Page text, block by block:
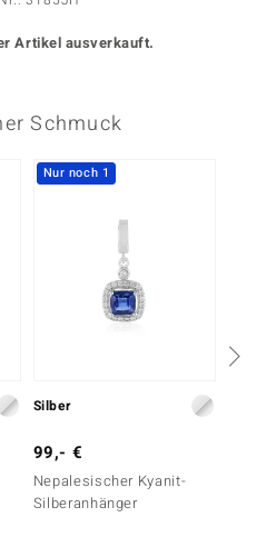
Artikel ausverkauft.
Schmuck
Nur noch 1
Silber
99,- €
Nepalesischer Kyanit-
Silberanhänger